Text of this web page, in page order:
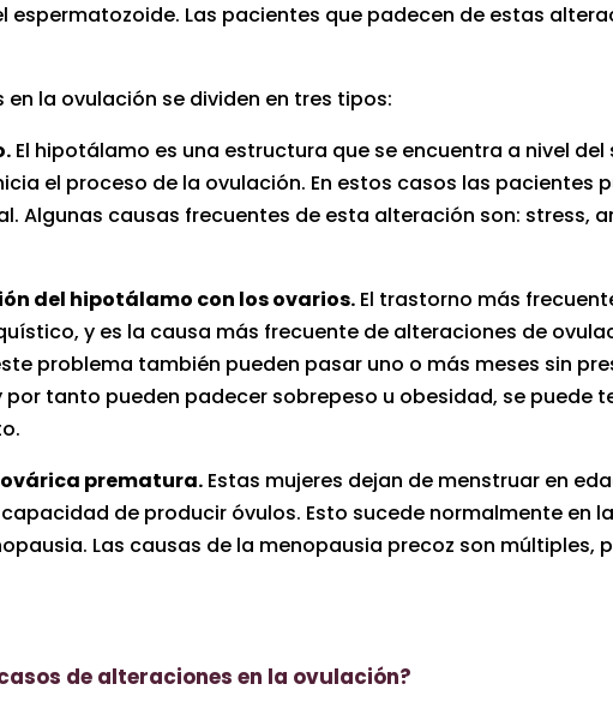
espermatozoide. Las pacientes que padecen de estas
la ovulación se dividen en tres tipos:
El hipotálamo es una estructura que se encuentra a nivel
el proceso de la ovulación. En estos casos las pacientes
Algunas causas frecuentes de esta alteración son: stress,
del hipotálamo con los ovarios. El trastorno más
y es la causa más frecuente de alteraciones de
problema también pueden pasar uno o más meses sin
tanto pueden padecer sobrepeso u obesidad, se puede
ovárica prematura. Estas mujeres dejan de menstruar en
de producir óvulos. Esto sucede normalmente en
Las causas de la menopausia precoz son múltiples,
de alteraciones en la ovulación?